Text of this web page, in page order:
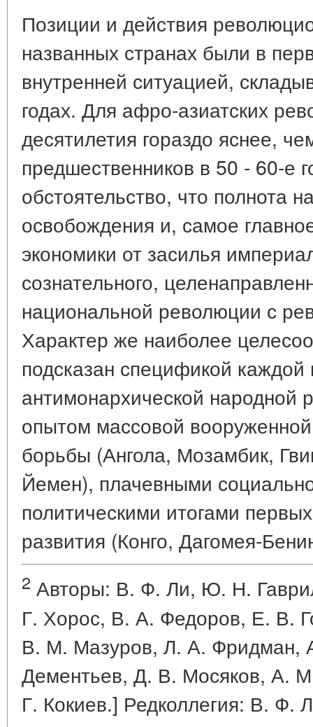
Позиции и действия
названных странах были в
внутренней ситуацией,
годах. Для афро-азиатских
десятилетия гораздо яснее,
предшественников в 50 - 60-е
обстоятельство, что полнота
освобождения и, самое
экономики от засилья
сознательного,
национальной революции с
Характер же наиболее
подсказан спецификой каждой
антимонархической
опытом массовой
борьбы (Ангола, Мозамбик,
Йемен), плачевными
политическими итогами
развития (Конго, Дагомея-
2 Авторы: В. Ф. Ли, Ю. Н.
Г. Хорос, В. А. Федоров, Е. В.
В. М. Мазуров, Л. А.
Дементьев, Д. В. Мосяков, А.
Г. Кокиев.] Редколлегия: В. Ф.